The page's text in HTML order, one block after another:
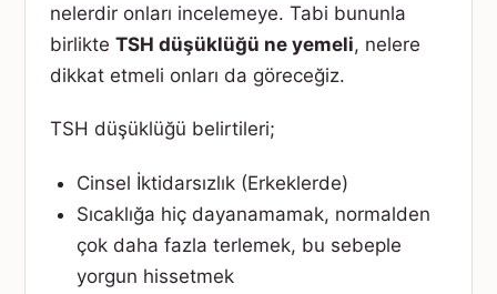
nelerdir onları incelemeye. Tabi bununla
birlikte TSH düşüklüğü ne yemeli, nelere
dikkat etmeli onları da göreceğiz.
TSH düşüklüğü belirtileri;
Cinsel İktidarsızlık (Erkeklerde)
Sıcaklığa hiç dayanamamak, normalden
çok daha fazla terlemek, bu sebeple
yorgun hissetmek